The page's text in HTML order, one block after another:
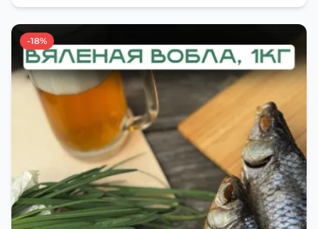
-18%